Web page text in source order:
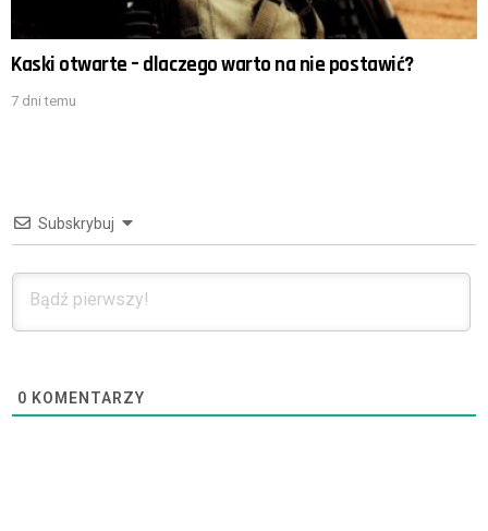
Kaski otwarte – dlaczego warto na nie postawić?
7 dni temu
Subskrybuj
0 KOMENTARZY